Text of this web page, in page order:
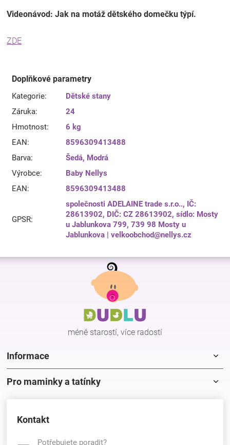
Videonávod: Jak na motáž dětského domečku týpí.
ZDE
Doplňkové parametry
Kategorie:
Dětské stany
Záruka:
24
Hmotnost:
6 kg
EAN:
8596309413488
Barva: Šedá, Modrá
Výrobce:
Baby Nellys
EAN: 8596309413488
GPSR:
společnosti ADELAINE trade s.r.o.., IČ:
28613902, DIČ: CZ 28613902, sídlo: Mosty
u Jablunkova 799, 739 98 Mosty u
Jablunkova | velkoobchod@nellys.cz
Z
méně starostí, více radostí
Informace
Pro maminky a tatínky
Kontakt
Potřebujete poradit?